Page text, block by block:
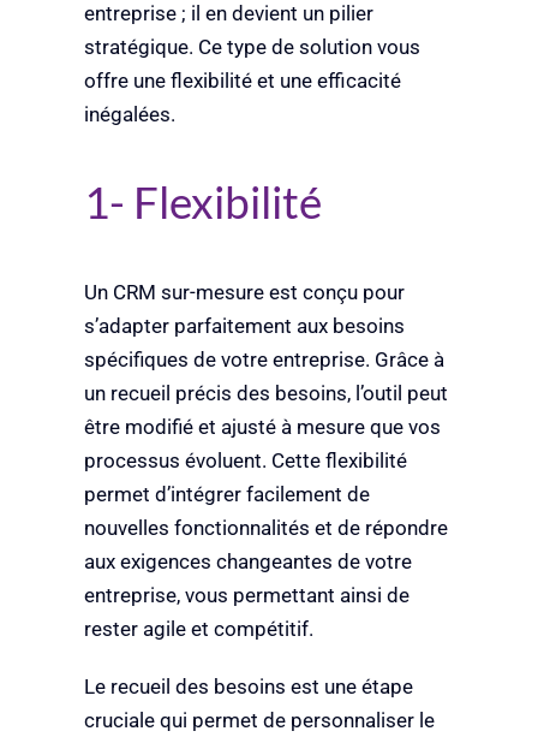
entreprise ; il en devient un pilier
stratégique. Ce type de solution vous
offre une flexibilité et une efficacité
inégalées.
1- Flexibilité
Un CRM sur-mesure est conçu pour
s’adapter parfaitement aux besoins
spécifiques de votre entreprise. Grâce à
un recueil précis des besoins, l’outil peut
être modifié et ajusté à mesure que vos
processus évoluent. Cette flexibilité
permet d’intégrer facilement de
nouvelles fonctionnalités et de répondre
aux exigences changeantes de votre
entreprise, vous permettant ainsi de
rester agile et compétitif.
Le recueil des besoins est une étape
cruciale qui permet de personnaliser le